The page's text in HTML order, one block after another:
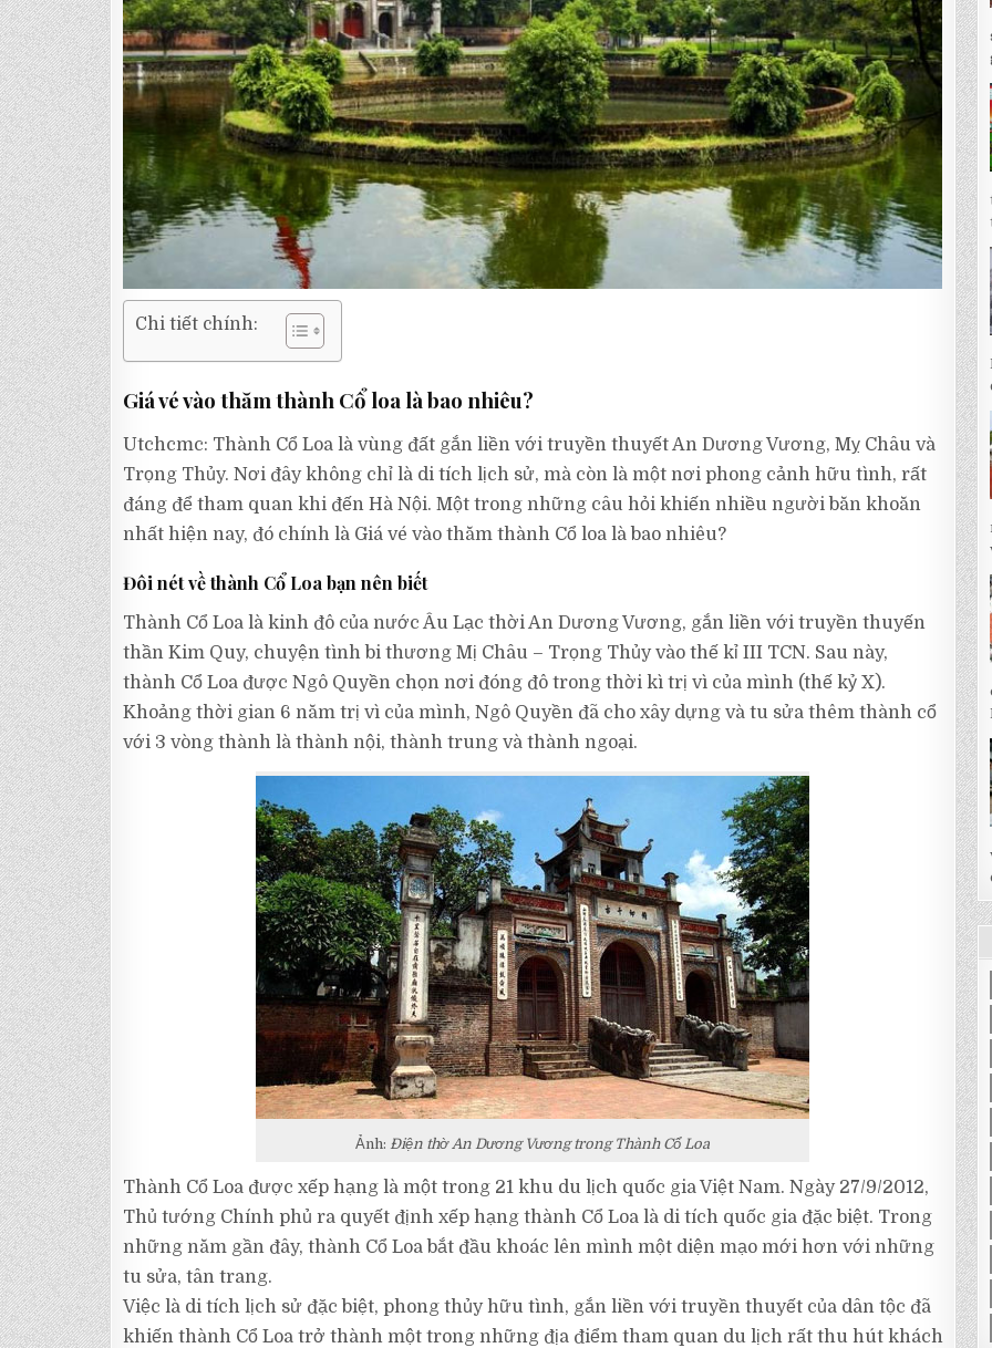
Chi tiết chính:
Giá vé vào thăm thành Cổ loa là bao nhiêu?
Utchcmc: Thành Cổ Loa là vùng đất gắn liền với truyền thuyết An Dương Vương, Mỵ Châu và
Trọng Thủy. Nơi đây không chỉ là di tích lịch sử, mà còn là một nơi phong cảnh hữu tình, rất
đáng để tham quan khi đến Hà Nội. Một trong những câu hỏi khiến nhiều người băn khoăn
nhất hiện nay, đó chính là Giá vé vào thăm thành Cổ loa là bao nhiêu?
Đôi nét về thành Cổ Loa bạn nên biết
Thành Cổ Loa là kinh đô của nước Âu Lạc thời An Dương Vương, gắn liền với truyền thuyến
thần Kim Quy, chuyện tình bi thương Mị Châu – Trọng Thủy vào thế kỉ III TCN. Sau này,
thành Cổ Loa được Ngô Quyền chọn nơi đóng đô trong thời kì trị vì của mình (thế kỷ X).
Khoảng thời gian 6 năm trị vì của mình, Ngô Quyền đã cho xây dựng và tu sửa thêm thành cổ
với 3 vòng thành là thành nội, thành trung và thành ngoại.
Ảnh: Điện thờ An Dương Vương trong Thành Cổ Loa
Thành Cổ Loa được xếp hạng là một trong 21 khu du lịch quốc gia Việt Nam. Ngày 27/9/2012,
Thủ tướng Chính phủ ra quyết định xếp hạng thành Cổ Loa là di tích quốc gia đặc biệt. Trong
những năm gần đây, thành Cổ Loa bắt đầu khoác lên mình một diện mạo mới hơn với những
tu sửa, tân trang.
Việc là di tích lịch sử đặc biệt, phong thủy hữu tình, gắn liền với truyền thuyết của dân tộc đã
khiến thành Cổ Loa trở thành một trong những địa điểm tham quan du lịch rất thu hút khách